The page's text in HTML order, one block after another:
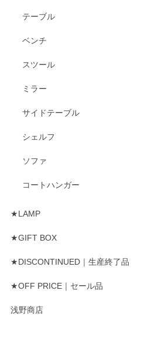
テーブル
ベンチ
スツール
ミラー
サイドテーブル
シェルフ
ソファ
コートハンガー
★LAMP
★GIFT BOX
★DISCONTINUED｜生産終了品
★OFF PRICE｜セール品
浅野商店